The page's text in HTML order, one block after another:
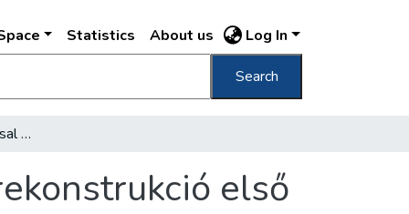
Statistics About us Log In
Search
Kétmilliárdos beruházással épül az óbudai rekonstrukció első szakasza
első